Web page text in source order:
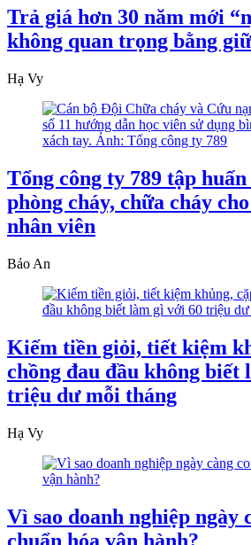
Trả giá hơn 30 năm mới
không quan trọng bằng
Hạ Vy
Tổng công ty 789 tập
phòng cháy, chữa cháy
nhân viên
Bảo An
Kiếm tiền giỏi, tiết kiệm
chồng đau đầu không biết
triệu dư mỗi tháng
Hạ Vy
Vì sao doanh nghiệp ngày
chuẩn hóa vận hành?